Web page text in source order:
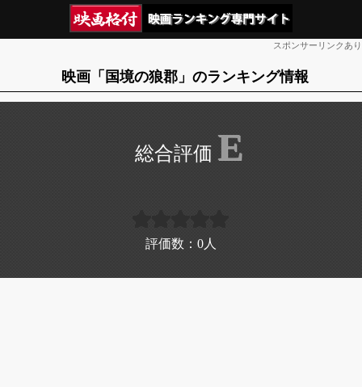
スポンサーリンクあり
映画「国境の狼郡」のランキング情報
E
評価数： 0 人